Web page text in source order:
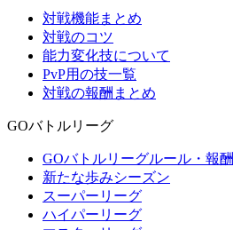
対戦機能まとめ
対戦のコツ
能力変化技について
PvP用の技一覧
対戦の報酬まとめ
GOバトルリーグ
GOバトルリーグルール・報酬
新たな歩みシーズン
スーパーリーグ
ハイパーリーグ